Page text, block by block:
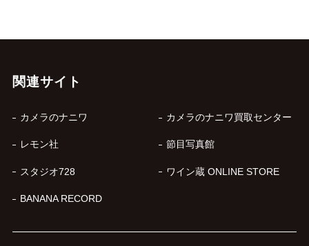
関連サイト
カメラのナニワ カメラのナニワ買取センター
レモン社 節目写真館
スタジオ728 ワイン蔵 ONLINE STORE
BANANA RECORD